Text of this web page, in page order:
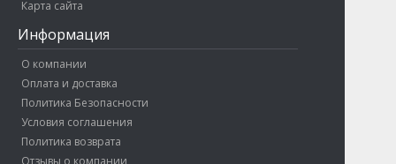
Карта сайта
Информация
О компании
Оплата и доставка
Политика Безопасности
Условия соглашения
Политика возврата
Отзывы о компании